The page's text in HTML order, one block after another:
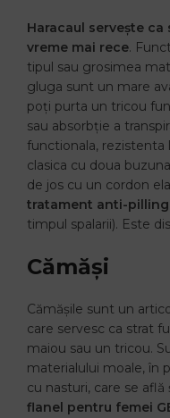
Haracaul servește
vreme mai rece.
tipul sau grosimea
gluga sunt un mare
poți purta un tricou
sau absorbție a
functionala, rezistenta
clasica cu doua
de jos cu un cordon
tratament anti-
timpul spalarii). Este
Cămăși
Cămășile sunt un
care servesc ca strat
maiou sau un tricou.
materialului moale, în
cu nasturi, care se
flanel pentru femei